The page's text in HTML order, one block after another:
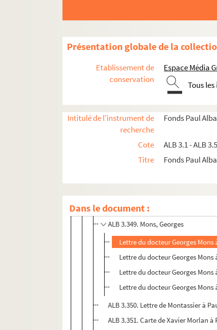
Présentation globale de la
Etablissement de
conservation
Espace Média
Tous
Intitulé de l'instrument de
recherche
Fonds Paul
Cote
ALB 3.1 - ALB
Titre
Fonds Paul
Dans le document :
ALB 3.337. Faire-part de mariage
ALB 3.339. Lettre de Maurice Maury
ALB 3.340. Lettre de Gustave
ALB 3.342. Lettre de Denise Mendry
ALB 3.343. Lettre du docteur Henri
ALB 3.344. Faire-part de naissance
ALB 3.345. Miremont de
ALB 3.347. Lettre de Marcel Monié à
ALB 3.348. Montagard
ALB 3.349. Mons, Georges
Lettre du docteur Georges Mons
Lettre du docteur Georges Mons
Lettre du docteur Georges Mons
Lettre du docteur Georges Mons
ALB 3.350. Lettre de Montassier à
ALB 3.351. Carte de Xavier Morlan à